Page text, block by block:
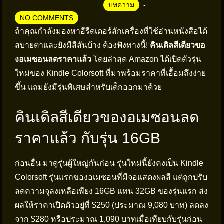
บทความ
NO COMMENTS
ถ้าคุณกำลังมองหาอีรีดเดอร์สักเครื่องที่ใช้อ่านหนังสือได้
สบายตาและยังมีสีสันบ้าง ต้องฟังทางนี้! คินเดิลสีเดียวขอ
งอเมซอนลดราคาแล้ว โดยล่าสุด Amazon ได้เปิดตัวรุ่น
ใหม่ของ Kindle Colorsoft ที่มาพร้อมราคาที่เอื้อมถึงง่าย
ขึ้น แถมยังมีรุ่นพิเศษสำหรับเด็กออกมาด้วย
คินเดิลสีเดียวของอเมซอนลด
ราคาแล้ว กับรุ่น 16GB
ก่อนอื่น มาดูรุ่นผู้ใหญ่กันก่อน รุ่นใหม่นี้ยังคงเป็น Kindle
Colorsoft รุ่นแรกของอเมซอนที่มีจอแสดงผลสี แต่ถูกปรับ
ลดความจุลงเหลือเพียง 16GB แทน 32GB ของรุ่นแรก ส่ง
ผลให้ราคาเปิดตัวอยู่ที่ $250 (ประมาณ 9,080 บาท) ลดลง
จาก $280 หรือประมาณ 1,090 บาทเมื่อเทียบกับรุ่นก่อน